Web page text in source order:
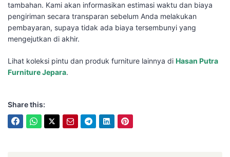
tambahan. Kami akan informasikan estimasi waktu dan biaya
pengiriman secara transparan sebelum Anda melakukan
pembayaran, supaya tidak ada biaya tersembunyi yang
mengejutkan di akhir.
Lihat koleksi pintu dan produk furniture lainnya di Hasan Putra
Furniture Jepara.
Share this: